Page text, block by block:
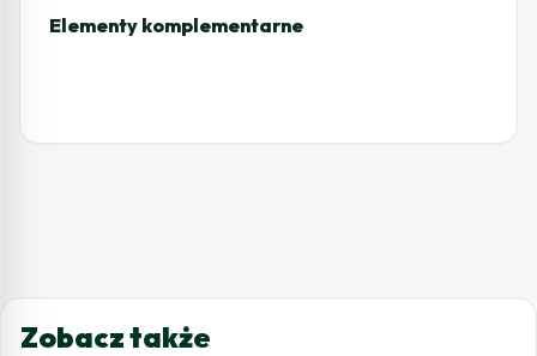
Elementy komplementarne
Zobacz także